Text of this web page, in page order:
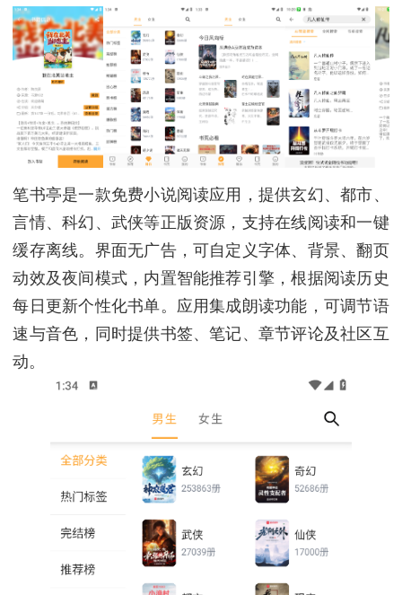
笔书亭是一款免费小说阅读应用，提供玄幻、都市、
言情、科幻、武侠等正版资源，支持在线阅读和一键
缓存离线。界面无广告，可自定义字体、背景、翻页
动效及夜间模式，内置智能推荐引擎，根据阅读历史
每日更新个性化书单。应用集成朗读功能，可调节语
速与音色，同时提供书签、笔记、章节评论及社区互
动。